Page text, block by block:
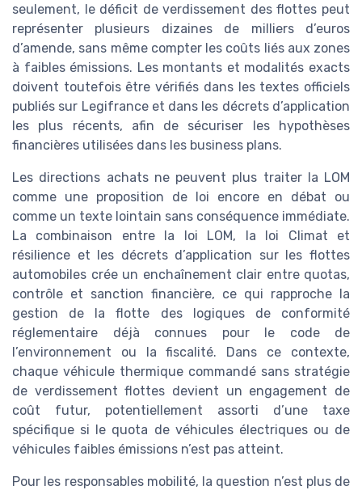
seulement, le déficit de verdissement des flottes peut
représenter plusieurs dizaines de milliers d’euros
d’amende, sans même compter les coûts liés aux zones
à faibles émissions. Les montants et modalités exacts
doivent toutefois être vérifiés dans les textes officiels
publiés sur Legifrance et dans les décrets d’application
les plus récents, afin de sécuriser les hypothèses
financières utilisées dans les business plans.
Les directions achats ne peuvent plus traiter la LOM
comme une proposition de loi encore en débat ou
comme un texte lointain sans conséquence immédiate.
La combinaison entre la loi LOM, la loi Climat et
résilience et les décrets d’application sur les flottes
automobiles crée un enchaînement clair entre quotas,
contrôle et sanction financière, ce qui rapproche la
gestion de la flotte des logiques de conformité
réglementaire déjà connues pour le code de
l’environnement ou la fiscalité. Dans ce contexte,
chaque véhicule thermique commandé sans stratégie
de verdissement flottes devient un engagement de
coût futur, potentiellement assorti d’une taxe
spécifique si le quota de véhicules électriques ou de
véhicules faibles émissions n’est pas atteint.
Pour les responsables mobilité, la question n’est plus de